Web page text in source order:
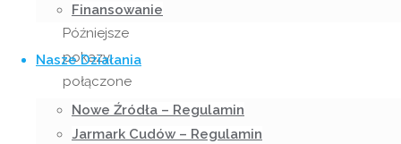
Finansowanie
Nasze Działania
Nowe Źródła – Regulamin
Jarmark Cudów – Regulamin
Warszawie.
Późniejsze
pokazy,
połączone
dyskusjami